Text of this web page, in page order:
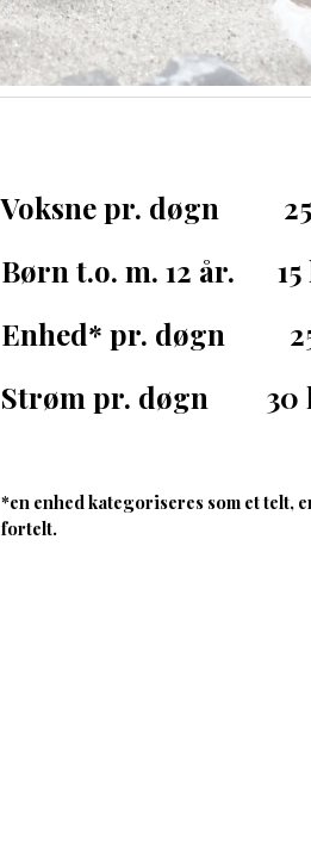
Voksne pr. døgn
Børn t.o. m. 12 år.
Enhed* pr. døgn
Strøm pr. døgn 30
*en enhed kategoriseres som et telt,
fortelt.